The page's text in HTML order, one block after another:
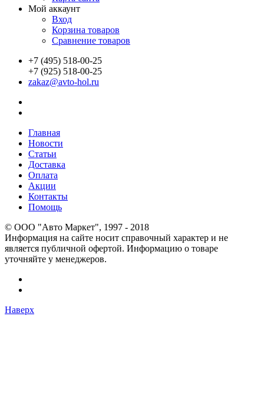
Мой аккаунт
Вход
Корзина товаров
Сравнение товаров
+7 (495) 518-00-25
+7 (925) 518-00-25
zakaz@avto-hol.ru
Главная
Новости
Статьи
Доставка
Оплата
Акции
Контакты
Помощь
© OOO "Авто Маркет", 1997 - 2018
Информация на сайте носит справочный характер и не
является публичной офертой. Информацию о товаре
уточняйте у менеджеров.
Наверх